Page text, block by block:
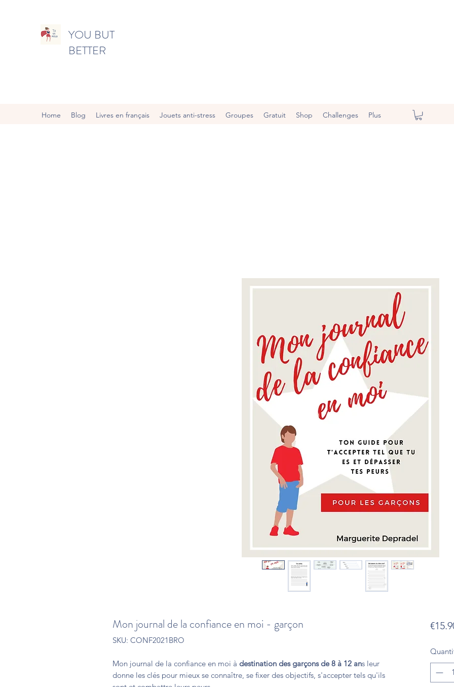
YOU BUT
BETTER
Home Blog Livres en français Jouets anti-stress Groupes Gratuit Shop Challenges Plus
Mon journal de la confiance en moi - garçon
SKU: CONF2021BRO
Mon journal de la confiance en moi à destination des garçons de 8 à 12 ans leur
donne les clés pour mieux se connaître, se fixer des objectifs, s'accepter tels qu'ils